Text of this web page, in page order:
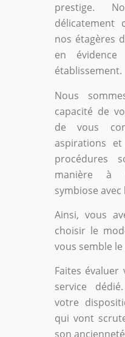
prestige.
délicatement
nos étagères
en
établissement.
Nous
capacité de
de vous
aspirations
procédures
manière à
symbiose avec
Ainsi, vous
choisir le
vous semble le
Faites
service
votre
qui vont
son